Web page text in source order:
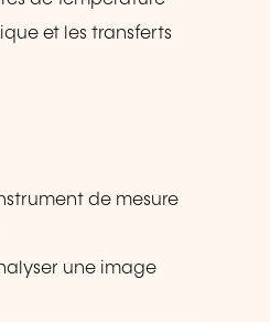
et les transferts
de mesure
une image